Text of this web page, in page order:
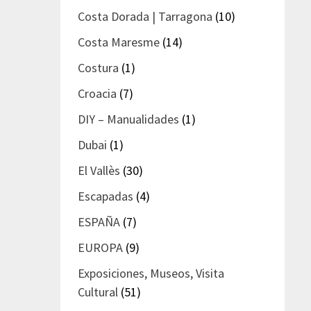
Costa Dorada | Tarragona (10)
Costa Maresme (14)
Costura (1)
Croacia (7)
DIY – Manualidades (1)
Dubai (1)
El Vallès (30)
Escapadas (4)
ESPAÑA (7)
EUROPA (9)
Exposiciones, Museos, Visita
Cultural (51)